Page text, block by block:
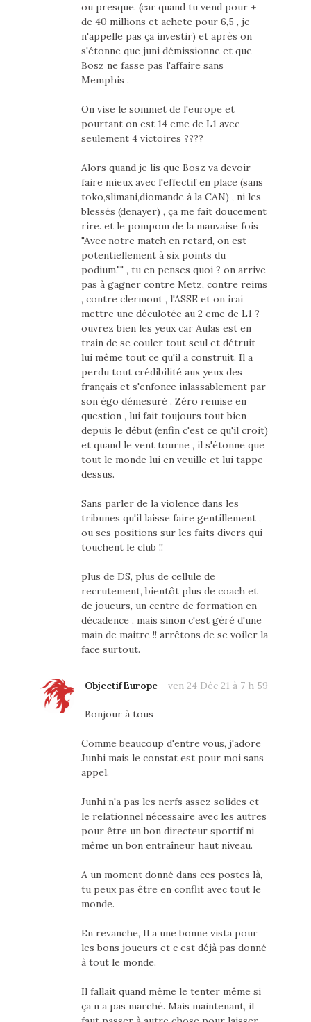
ou presque. (car quand tu vend pour +
de 40 millions et achete pour 6,5 , je
n'appelle pas ça investir) et après on
s'étonne que juni démissionne et que
Bosz ne fasse pas l'affaire sans
Memphis .
On vise le sommet de l'europe et
pourtant on est 14 eme de L1 avec
seulement 4 victoires ????
Alors quand je lis que Bosz va devoir
faire mieux avec l'effectif en place (sans
toko,slimani,diomande à la CAN) , ni les
blessés (denayer) , ça me fait doucement
rire. et le pompom de la mauvaise fois
"Avec notre match en retard, on est
potentiellement à six points du
podium."" , tu en penses quoi ? on arrive
pas à gagner contre Metz, contre reims
, contre clermont , l'ASSE et on irai
mettre une déculotée au 2 eme de L1 ?
ouvrez bien les yeux car Aulas est en
train de se couler tout seul et détruit
lui même tout ce qu'il a construit. Il a
perdu tout crédibilité aux yeux des
français et s'enfonce inlassablement par
son égo démesuré . Zéro remise en
question , lui fait toujours tout bien
depuis le début (enfin c'est ce qu'il croit)
et quand le vent tourne , il s'étonne que
tout le monde lui en veuille et lui tappe
dessus.
Sans parler de la violence dans les
tribunes qu'il laisse faire gentillement ,
ou ses positions sur les faits divers qui
touchent le club !!
plus de DS, plus de cellule de
recrutement, bientôt plus de coach et
de joueurs, un centre de formation en
décadence , mais sinon c'est géré d'une
main de maitre !! arrêtons de se voiler la
face surtout.
ObjectifEurope- ven 24 Déc 21 à 7 h 59
Bonjour à tous
Comme beaucoup d'entre vous, j'adore
Junhi mais le constat est pour moi sans
appel.
Junhi n'a pas les nerfs assez solides et
le relationnel nécessaire avec les autres
pour être un bon directeur sportif ni
même un bon entraîneur haut niveau.
A un moment donné dans ces postes là,
tu peux pas être en conflit avec tout le
monde.
En revanche, Il a une bonne vista pour
les bons joueurs et c est déjà pas donné
à tout le monde.
Il fallait quand même le tenter même si
ça n a pas marché. Mais maintenant, il